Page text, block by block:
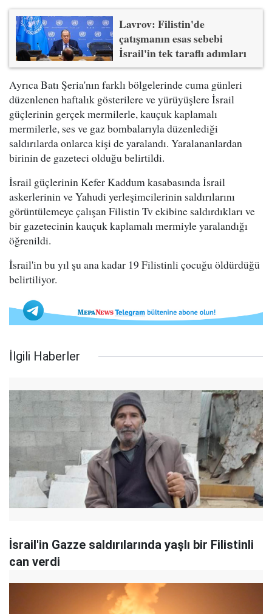
Lavrov: Filistin'de
çatışmanın esas sebebi
İsrail'in tek taraflı adımları
Ayrıca Batı Şeria'nın farklı bölgelerinde cuma günleri
düzenlenen haftalık gösterilere ve yürüyüşlere İsrail
güçlerinin gerçek mermilerle, kauçuk kaplamalı
mermilerle, ses ve gaz bombalarıyla düzenlediği
saldırılarda onlarca kişi de yaralandı. Yaralananlardan
birinin de gazeteci olduğu belirtildi.
İsrail güçlerinin Kefer Kaddum kasabasında İsrail
askerlerinin ve Yahudi yerleşimcilerinin saldırılarını
görüntülemeye çalışan Filistin Tv ekibine saldırdıkları ve
bir gazetecinin kauçuk kaplamalı mermiyle yaralandığı
öğrenildi.
İsrail'in bu yıl şu ana kadar 19 Filistinli çocuğu öldürdüğü
belirtiliyor.
İlgili Haberler
İsrail'in Gazze saldırılarında yaşlı bir Filistinli
can verdi